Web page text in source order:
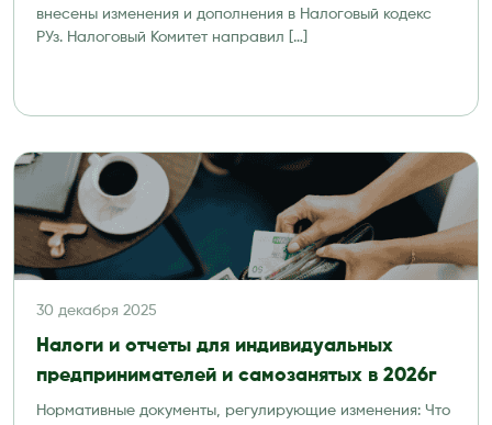
внесены изменения и дополнения в Налоговый кодекс
РУз. Налоговый Комитет направил […]
30 декабря 2025
Налоги и отчеты для индивидуальных
предпринимателей и самозанятых в 2026г
Нормативные документы, регулирующие изменения: Что